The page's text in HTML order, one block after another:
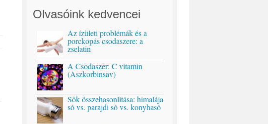
Olvasóink kedvencei
Az ízületi problémák és a
porckopás csodaszere: a
zselatin
A Csodaszer: C vitamin
(Aszkorbinsav)
Sók összehasonlítása: himalája
só vs. parajdi só vs. konyhasó